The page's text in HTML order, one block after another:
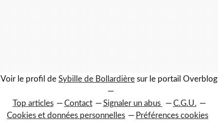
Voir le profil de Sybille de Bollardière sur le portail Overblog
Top articles Contact Signaler un abus
C.G.U.
Cookies et données personnelles
Préférences cookies